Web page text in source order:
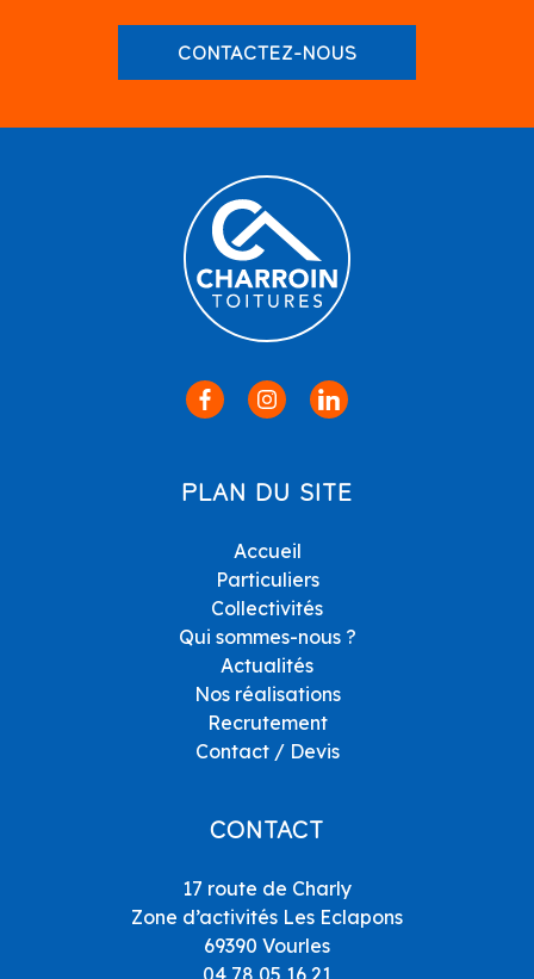
CONTACTEZ-NOUS
PLAN DU SITE
Accueil
Particuliers
Collectivités
Qui sommes-nous ?
Actualités
Nos réalisations
Recrutement
Contact / Devis
CONTACT
17 route de Charly
Zone d’activités Les Eclapons
69390 Vourles
04 78 05 16 21